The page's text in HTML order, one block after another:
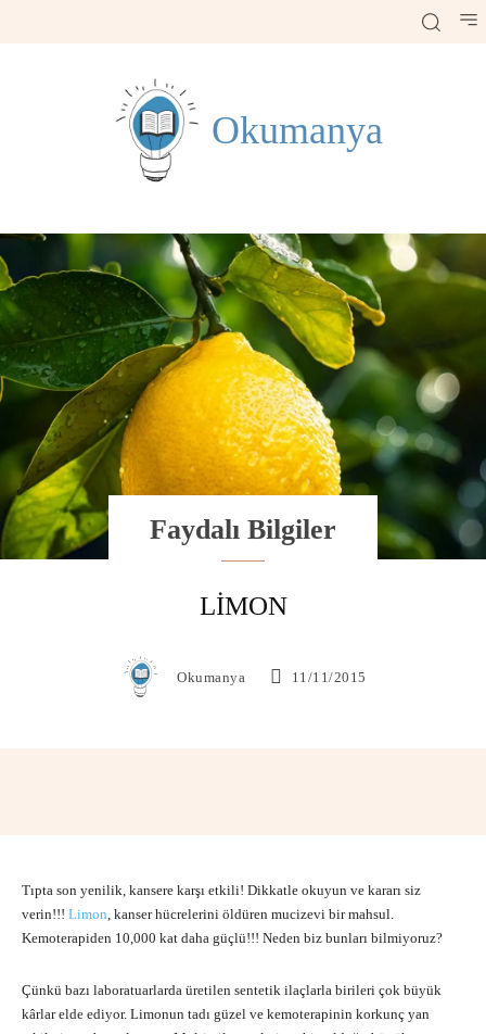
Okumanya
Faydalı Bilgiler
LIMON
Okumanya 11/11/2015
Tıpta son yenilik, kansere karşı etkili! Dikkatle okuyun ve kararı siz
verin!!! Limon, kanser hücrelerini öldüren mucizevi bir mahsul.
Kemoterapiden 10,000 kat daha güçlü!!! Neden biz bunları bilmiyoruz?
Çünkü bazı laboratuarlarda üretilen sentetik ilaçlarla birileri çok büyük
kârlar elde ediyor. Limonun tadı güzel ve kemoterapinin korkunç yan